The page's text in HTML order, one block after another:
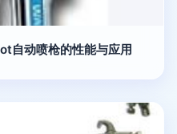
自动喷枪的性能与应用